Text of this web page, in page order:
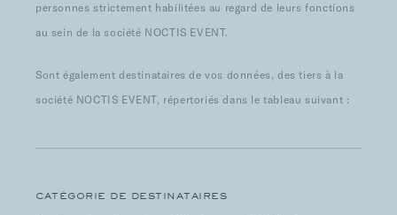
personnes strictement habilitées au regard de leurs fonctions
au sein de la société NOCTIS EVENT.
Sont également destinataires de vos données, des tiers à la
société NOCTIS EVENT, répertoriés dans le tableau suivant :
CATÉGORIE DE DESTINATAIRES